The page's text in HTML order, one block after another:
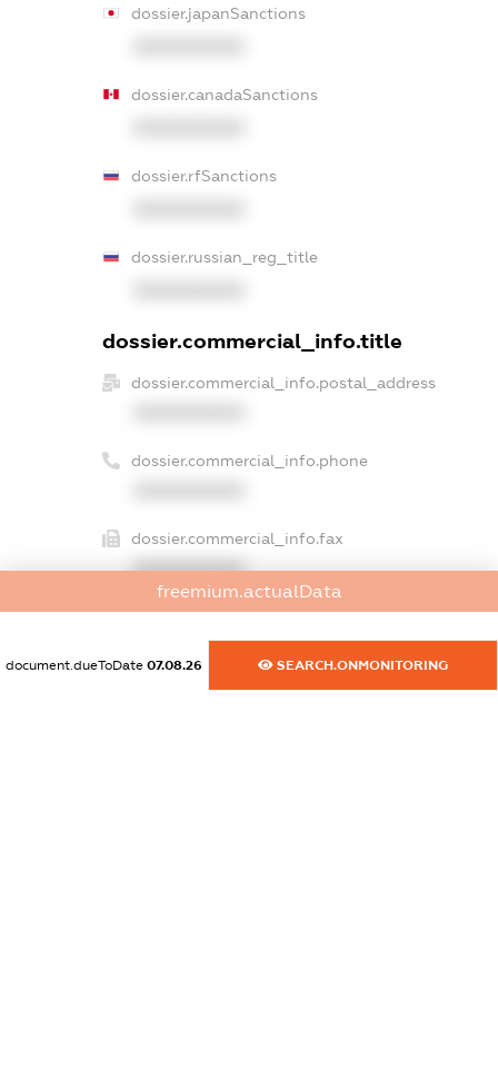
dossier.japanSanctions
dossier.canadaSanctions
dossier.rfSanctions
dossier.russian_reg_title
dossier.commercial_info.title
dossier.commercial_info.postal_address
dossier.commercial_info.phone
dossier.commercial_info.fax
XXXXXXXXXX
dossier.commercial_info.email
XXXXXXXXXX
dossier.commercial_info.website
freemium.actualData
document.dueToDate 07.08.26 SEARCH.ONMONITORING